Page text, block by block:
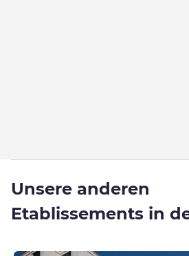
Unsere anderen
Etablissements in